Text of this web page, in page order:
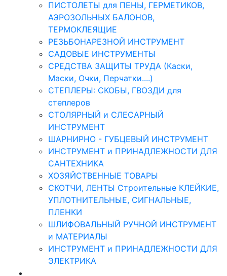
ПИСТОЛЕТЫ для ПЕНЫ, ГЕРМЕТИКОВ,
АЭРОЗОЛЬНЫХ БАЛОНОВ,
ТЕРМОКЛЕЯЩИЕ
РЕЗЬБОНАРЕЗНОЙ ИНСТРУМЕНТ
САДОВЫЕ ИНСТРУМЕНТЫ
СРЕДСТВА ЗАЩИТЫ ТРУДА (Каски,
Маски, Очки, Перчатки....)
СТЕПЛЕРЫ: СКОБЫ, ГВОЗДИ для
степлеров
СТОЛЯРНЫЙ и СЛЕСАРНЫЙ
ИНСТРУМЕНТ
ШАРНИРНО - ГУБЦЕВЫЙ ИНСТРУМЕНТ
ИНСТРУМЕНТ и ПРИНАДЛЕЖНОСТИ ДЛЯ
САНТЕХНИКА
ХОЗЯЙСТВЕННЫЕ ТОВАРЫ
СКОТЧИ, ЛЕНТЫ Строительные КЛЕЙКИЕ,
УПЛОТНИТЕЛЬНЫЕ, СИГНАЛЬНЫЕ,
ПЛЕНКИ
ШЛИФОВАЛЬНЫЙ РУЧНОЙ ИНСТРУМЕНТ
и МАТЕРИАЛЫ
ИНСТРУМЕНТ и ПРИНАДЛЕЖНОСТИ ДЛЯ
ЭЛЕКТРИКА